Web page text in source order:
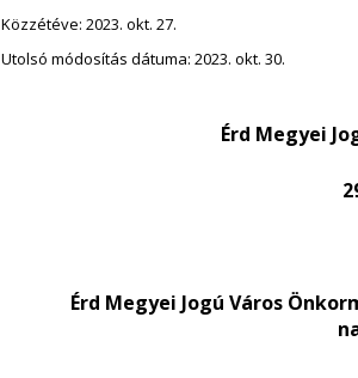
Közzétéve: 2023. okt. 27.
Utolsó módosítás dátuma: 2023. okt. 30.
Érd Megyei
Érd Megyei Jogú Város